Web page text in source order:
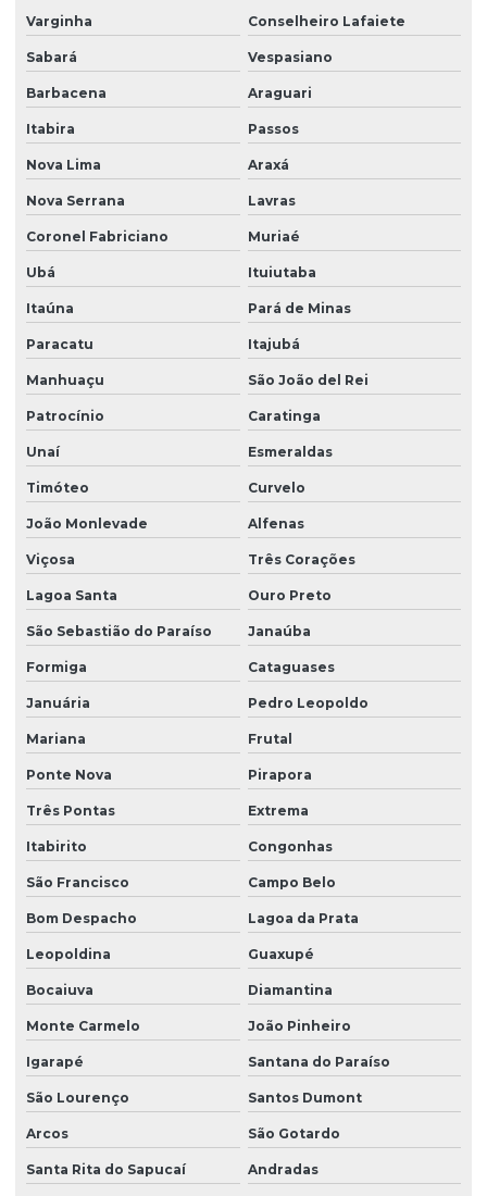
Varginha Conselheiro Lafaiete
Sabará Vespasiano
Barbacena Araguari
Itabira Passos
Nova Lima Araxá
Nova Serrana Lavras
Coronel Fabriciano Muriaé
Ubá Ituiutaba
Itaúna Pará de Minas
Paracatu Itajubá
Manhuaçu São João del Rei
Patrocínio Caratinga
Unaí Esmeraldas
Timóteo Curvelo
João Monlevade Alfenas
Viçosa Três Corações
Lagoa Santa Ouro Preto
São Sebastião do Paraíso Janaúba
Formiga Cataguases
Januária Pedro Leopoldo
Mariana Frutal
Ponte Nova Pirapora
Três Pontas Extrema
Itabirito Congonhas
São Francisco Campo Belo
Bom Despacho Lagoa da Prata
Leopoldina Guaxupé
Bocaiuva Diamantina
Monte Carmelo João Pinheiro
Igarapé Santana do Paraíso
São Lourenço Santos Dumont
Arcos São Gotardo
Santa Rita do Sapucaí Andradas